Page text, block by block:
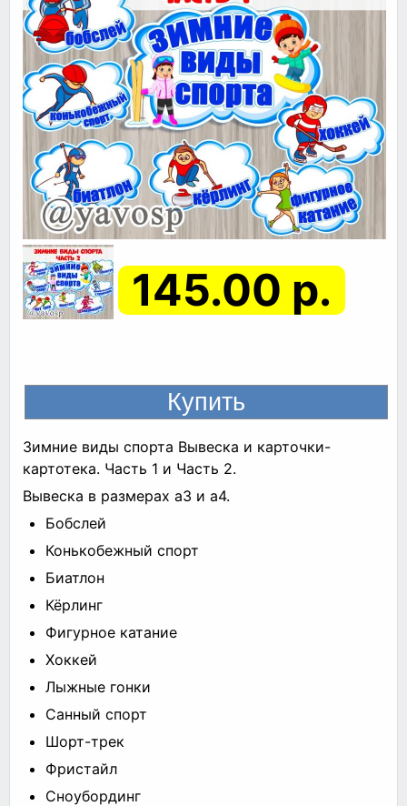
145.00 р.
Зимние виды спорта Вывеска и карточки-
картотека. Часть 1 и Часть 2.
Вывеска в размерах а3 и а4.
Бобслей
Конькобежный спорт
Биатлон
Кёрлинг
Фигурное катание
Хоккей
Лыжные гонки
Санный спорт
Шорт-трек
Фристайл
Сноубординг